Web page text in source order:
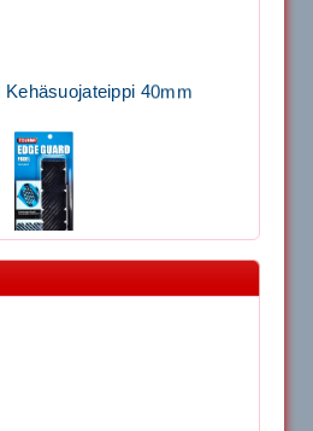
40mm
(Pöytämalli)